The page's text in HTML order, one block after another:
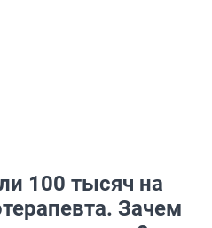
100 тысяч на
Зачем